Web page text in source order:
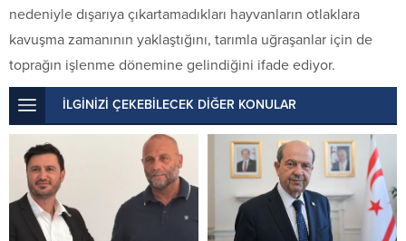
nedeniyle dışarıya çıkartamadıkları hayvanların otlaklara
kavuşma zamanının yaklaştığını, tarımla uğraşanlar için de
toprağın işlenme dönemine gelindiğini ifade ediyor.
İLGİNİZİ ÇEKEBİLECEK DİĞER KONULAR